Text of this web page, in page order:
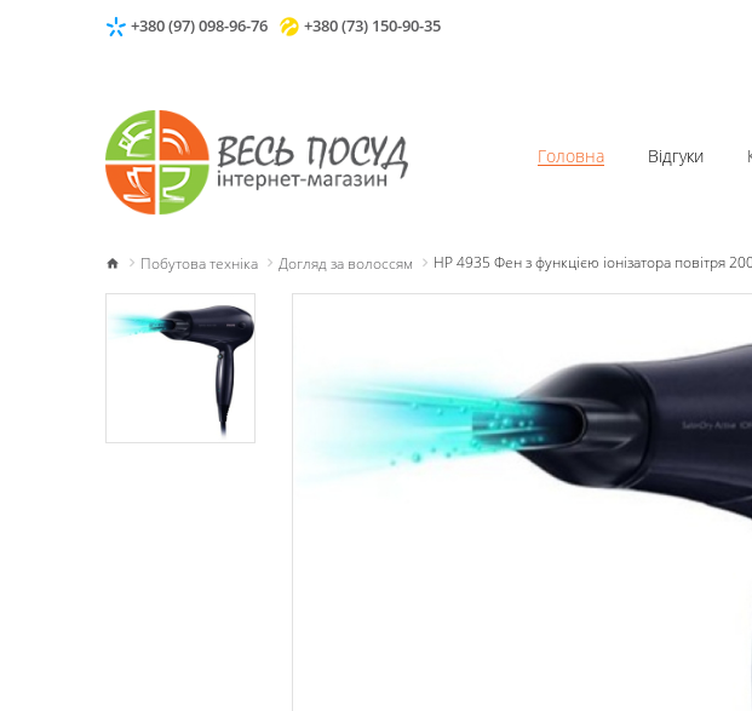
+380 (97) 098-96-76 +380 (73) 150-90-35
Головна Відгуки
Побутова техніка Догляд за волоссям HP 4935 Фен з функцією іонізатора повітря